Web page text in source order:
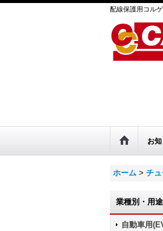
配線保護用コル
お
ホーム > チ
業種別・用途
自動車用